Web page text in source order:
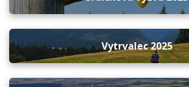
Vytrvalec 2025